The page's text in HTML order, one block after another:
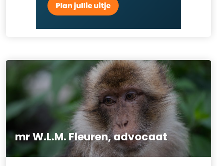
mr W.L.M. Fleuren, advocaat